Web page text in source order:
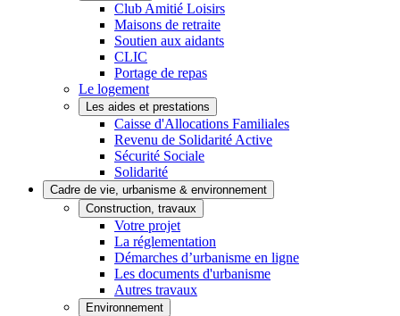
Club Amitié Loisirs
Maisons de retraite
Soutien aux aidants
CLIC
Portage de repas
Le logement
Les aides et prestations
Caisse d'Allocations Familiales
Revenu de Solidarité Active
Sécurité Sociale
Solidarité
Cadre de vie, urbanisme & environnement
Construction, travaux
Votre projet
La réglementation
Démarches d’urbanisme en ligne
Les documents d'urbanisme
Autres travaux
Environnement